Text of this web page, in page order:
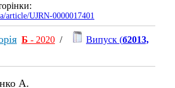
article/UJRN-0000017401
Б - 2020 / Випуск (б2013,
А.